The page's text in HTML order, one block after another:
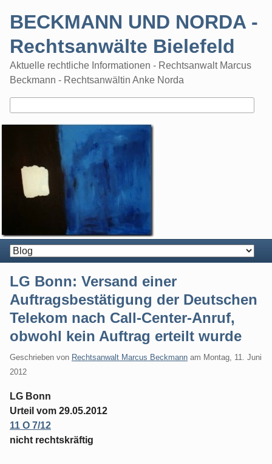
BECKMANN UND NORDA -
Rechtsanwälte Bielefeld
Aktuelle rechtliche Informationen - Rechtsanwalt Marcus
Beckmann - Rechtsanwältin Anke Norda
LG Bonn: Versand einer
Auftragsbestätigung der Deutschen
Telekom nach Call-Center-Anruf,
obwohl kein Auftrag erteilt wurde
Geschrieben von Rechtsanwalt Marcus Beckmann am Montag, 11. Juni
2012
LG Bonn
Urteil vom 29.05.2012
11 O 7/12
nicht rechtskräftig